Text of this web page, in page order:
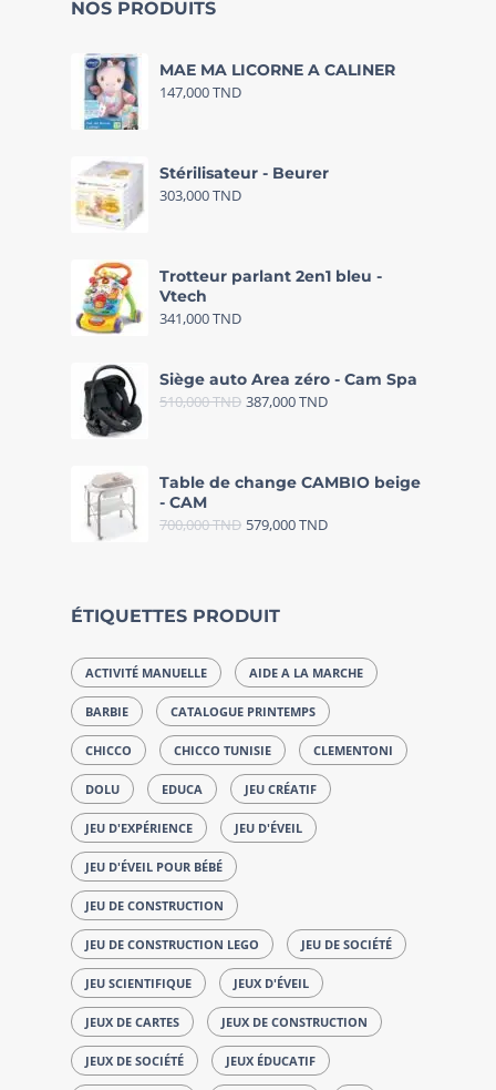
NOS PRODUITS
MAE MA LICORNE A CALINER
147,000TND
Stérilisateur - Beurer
303,000TND
Trotteur parlant 2en1 bleu -
Vtech
341,000TND
Siège auto Area zéro - Cam Spa
510,000TND 387,000TND
Table de change CAMBIO beige
- CAM
700,000TND 579,000TND
ÉTIQUETTES PRODUIT
ACTIVITÉ MANUELLE AIDE A LA MARCHE
BARBIE CATALOGUE PRINTEMPS
CHICCO CHICCO TUNISIE CLEMENTONI
DOLU EDUCA JEU CRÉATIF
JEU D'EXPÉRIENCE JEU D'ÉVEIL
JEU D'ÉVEIL POUR BÉBÉ
JEU DE CONSTRUCTION
JEU DE CONSTRUCTION LEGO JEU DE SOCIÉTÉ
JEU SCIENTIFIQUE JEUX D'ÉVEIL
JEUX DE CARTES JEUX DE CONSTRUCTION
JEUX DE SOCIÉTÉ JEUX ÉDUCATIF